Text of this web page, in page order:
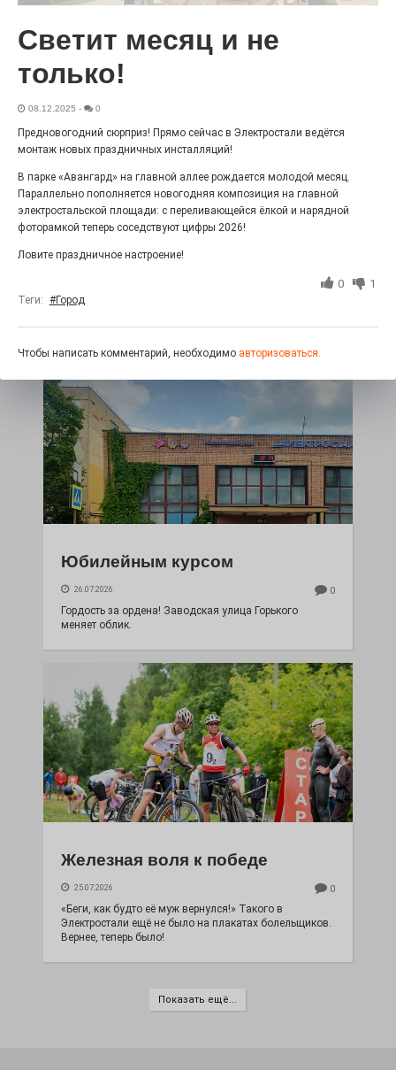
27.07.2026 0
дважды порадует проект «Районы-кварталы».
26.07.2026
«С ними дядька Черномор»
Юбилейным курсом
26.07.2026 0
Гордость за ордена! Заводская улица Горького
меняет облик.
Железная воля к победе
25.07.2026 0
«Беги, как будто её муж вернулся!» Такого в
Электростали ещё не было на плакатах болельщиков.
Вернее, теперь было!
Показать ещё...
Светит месяц и не
только!
08.12.2025 - 0
Предновогодний сюрприз! Прямо сейчас в Электростали ведётся
монтаж новых праздничных инсталляций!
В парке «Авангард» на главной аллее рождается молодой месяц.
Параллельно пополняется новогодняя композиция на главной
электростальской площади: с переливающейся ёлкой и нарядной
фоторамкой теперь соседствуют цифры 2026!
Ловите праздничное настроение!
0 1
Теги: #Город
Чтобы написать комментарий, необходимо авторизоваться.